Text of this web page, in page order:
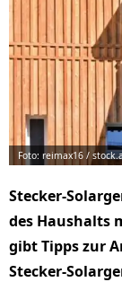
Foto: reimax16 /
Stecker-
des Haushalts
gibt Tipps zur
Stecker-